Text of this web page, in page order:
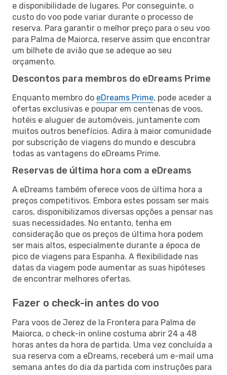
e disponibilidade de lugares. Por conseguinte, o
custo do voo pode variar durante o processo de
reserva. Para garantir o melhor preço para o seu voo
para Palma de Maiorca, reserve assim que encontrar
um bilhete de avião que se adeque ao seu
orçamento.
Descontos para membros do eDreams Prime
Enquanto membro do eDreams Prime, pode aceder a
ofertas exclusivas e poupar em centenas de voos,
hotéis e aluguer de automóveis, juntamente com
muitos outros benefícios. Adira à maior comunidade
por subscrição de viagens do mundo e descubra
todas as vantagens do eDreams Prime.
Reservas de última hora com a eDreams
A eDreams também oferece voos de última hora a
preços competitivos. Embora estes possam ser mais
caros, disponibilizamos diversas opções a pensar nas
suas necessidades. No entanto, tenha em
consideração que os preços de última hora podem
ser mais altos, especialmente durante a época de
pico de viagens para Espanha. A flexibilidade nas
datas da viagem pode aumentar as suas hipóteses
de encontrar melhores ofertas.
Fazer o check-in antes do voo
Para voos de Jerez de la Frontera para Palma de
Maiorca, o check-in online costuma abrir 24 a 48
horas antes da hora de partida. Uma vez concluída a
sua reserva com a eDreams, receberá um e-mail uma
semana antes do dia da partida com instruções para